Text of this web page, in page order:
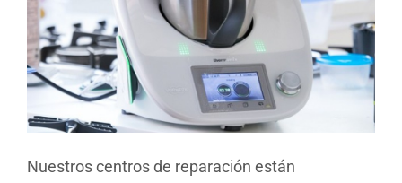
Nuestros centros de reparación están